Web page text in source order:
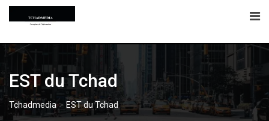
Skip
EST du Tchad
Tchadmedia> EST du Tchad